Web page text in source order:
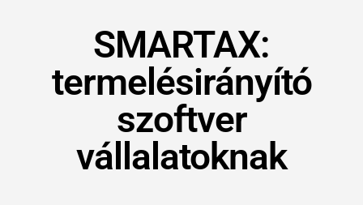
SMARTAX:
termelésirányító
szoftver
vállalatoknak